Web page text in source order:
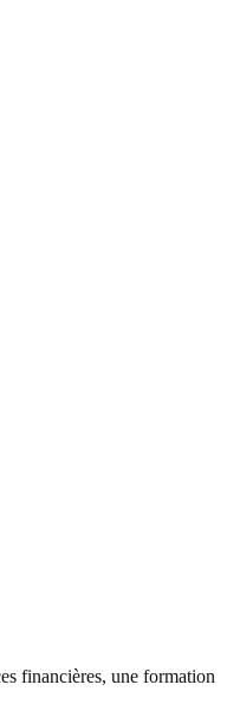
financières, une formation